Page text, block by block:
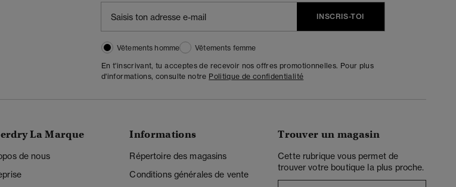
INSCRIS-TOI
Vêtements homme
Vêtements femme
En t'inscrivant, tu acceptes de recevoir nos offres promotionnelles. Pour plus
d'informations, consulte notre Politique de confidentialité
La Marque
de nous
Informations
Répertoire des magasins
Conditions générales de vente
Trouver un magasin
Cette rubrique vous permet de
trouver votre boutique la plus proche.